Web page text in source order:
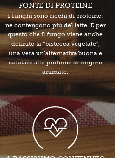
FONTE DI PROTEINE
I funghi sono ricchi di proteine:
ne contengono più del latte. E per
questo che il fungo viene anche
definito la “bistecca vegetale”,
una vera un’alternativa buona e
salutare alle proteine di origine
animale.